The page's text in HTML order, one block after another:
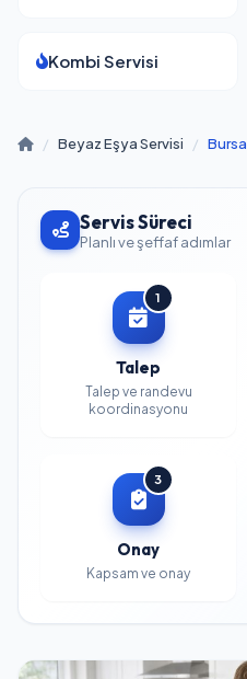
Kombi Servisi
/ Beyaz Eşya Servisi / Bursa
Servis Süreci
Planlı ve şeffaf adımlar
1
Talep
Talep ve randevu
koordinasyonu
3
Onay
Kapsam ve onay